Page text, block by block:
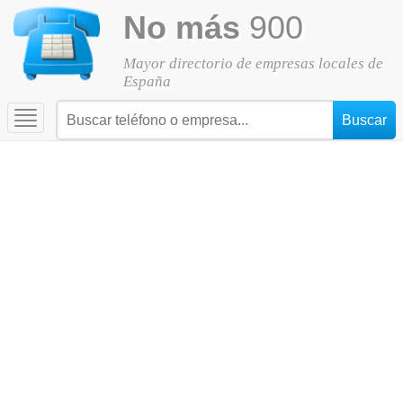
No más 900
Mayor directorio de empresas locales de
España
Toggle
navigation